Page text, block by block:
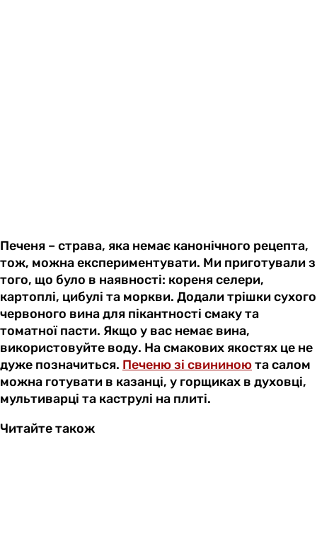
Печеня – страва, яка немає канонічного рецепта,
тож, можна експериментувати. Ми приготували з
того, що було в наявності: кореня селери,
картоплі, цибулі та моркви. Додали трішки сухого
червоного вина для пікантності смаку та
томатної пасти. Якщо у вас немає вина,
використовуйте воду. На смакових якостях це не
дуже позначиться. Печеню зі свининоюта салом
можна готувати в казанці, у горщиках в духовці,
мультиварці та каструлі на плиті.
Читайте також